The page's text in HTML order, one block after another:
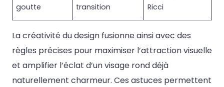
goutte
transition
Ricci
La créativité du design fusionne ainsi avec des
règles précises pour maximiser l’attraction visuelle
et amplifier l’éclat d’un visage rond déjà
naturellement charmeur. Ces astuces permettent